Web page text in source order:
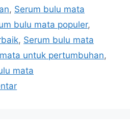
, Serum bulu mata
bulu mata populer,
, Serum bulu mata
untuk pertumbuhan,
mata